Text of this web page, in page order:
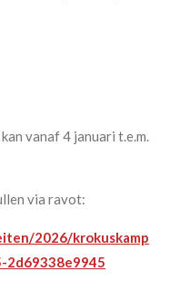
vanaf 4 januari t.e.m.
via ravot:
2026/krokuskamp
2d69338e9945